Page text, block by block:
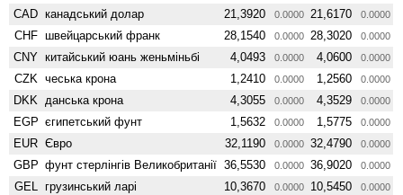
CAD канадський долар 21,3920 0.0000 21,6170 0.0000
CHF швейцарський франк 28,1540 0.0000 28,3020 0.0000
CNY китайський юань женьмiньбi 4,0493 0.0000 4,0600 0.0000
CZK чеська крона 1,2410 0.0000 1,2560 0.0000
DKK данська крона 4,3055 0.0000 4,3529 0.0000
EGP єгипетський фунт 1,5632 0.0000 1,5775 0.0000
EUR Євро 32,1190 0.0000 32,4790 0.0000
GBP фунт стерлінгів Велико­британії 36,5530 0.0000 36,9020 0.0000
GEL грузинський ларі 10,3670 0.0000 10,5450 0.0000